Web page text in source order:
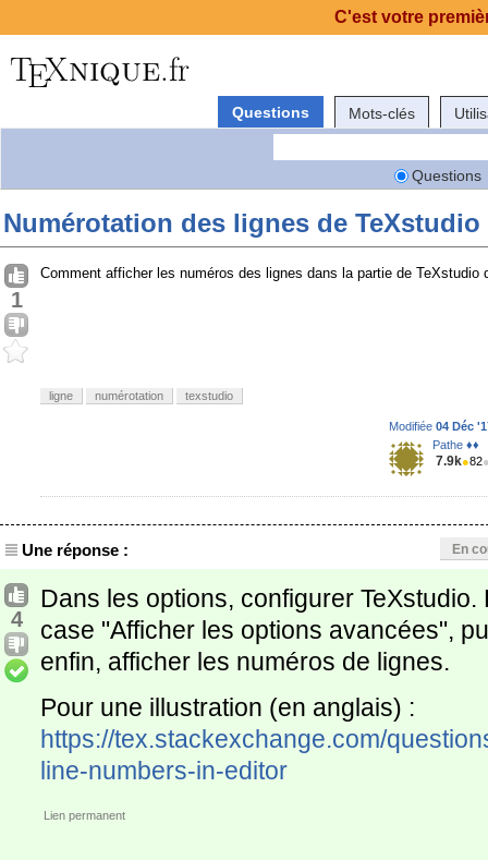
Questions Mots-clés
Questions
Numérotation des lignes de TeXstudio
1
Comment afficher les numéros des lignes dans la partie de
ligne numérotation texstudio
Modifiée 04 Déc
Pathe ♦♦
7.9k●82
Une réponse : En
4
Dans les options, configurer
case "Afficher les options avancées",
enfin, afficher les numéros de lignes.
Pour une illustration (en anglais) :
https://tex.stackexchange.com/
line-numbers-in-editor
Lien permanent
C'est votre